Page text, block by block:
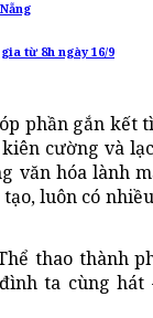
từ 8h ngày 16/9
phần gắn kết
cường và
văn hóa lành
luôn có
thao thành
ta cùng